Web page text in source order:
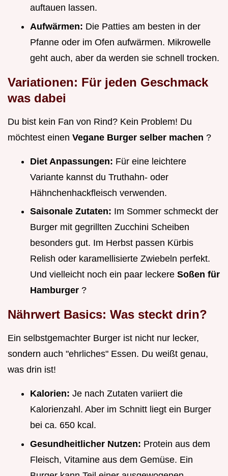
auftauen lassen.
Aufwärmen: Die Patties am besten in der
Pfanne oder im Ofen aufwärmen. Mikrowelle
geht auch, aber da werden sie schnell trocken.
Variationen: Für jeden Geschmack
was dabei
Du bist kein Fan von Rind? Kein Problem! Du
möchtest einen Vegane Burger selber machen ?
Diet Anpassungen: Für eine leichtere
Variante kannst du Truthahn- oder
Hähnchenhackfleisch verwenden.
Saisonale Zutaten: Im Sommer schmeckt der
Burger mit gegrillten Zucchini Scheiben
besonders gut. Im Herbst passen Kürbis
Relish oder karamellisierte Zwiebeln perfekt.
Und vielleicht noch ein paar leckere Soßen für
Hamburger ?
Nährwert Basics: Was steckt drin?
Ein selbstgemachter Burger ist nicht nur lecker,
sondern auch "ehrliches" Essen. Du weißt genau,
was drin ist!
Kalorien: Je nach Zutaten variiert die
Kalorienzahl. Aber im Schnitt liegt ein Burger
bei ca. 650 kcal.
Gesundheitlicher Nutzen: Protein aus dem
Fleisch, Vitamine aus dem Gemüse. Ein